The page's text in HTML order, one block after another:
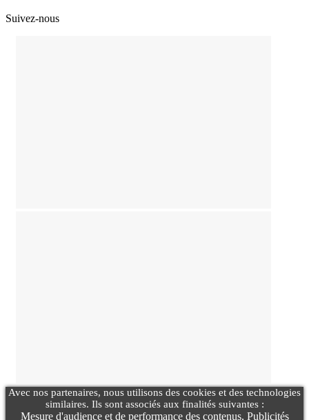
Suivez-nous
Avec nos partenaires, nous utilisons des cookies et des technologies
similaires. Ils sont associés aux finalités suivantes :
Mesure d'audience et de performance des contenus, Publicités